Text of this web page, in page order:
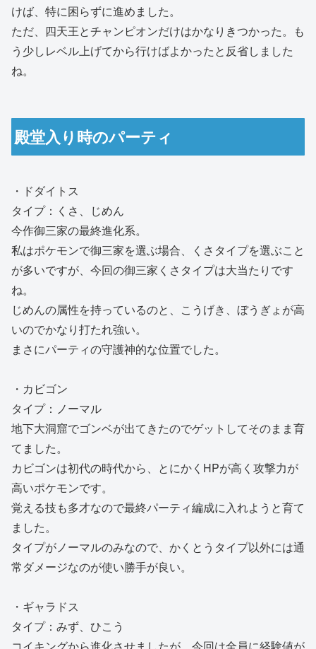
けば、特に困らずに進めました。
ただ、四天王とチャンピオンだけはかなりきつかった。も
う少しレベル上げてから行けばよかったと反省しました
ね。
殿堂入り時のパーティ
・ドダイトス
タイプ：くさ、じめん
今作御三家の最終進化系。
私はポケモンで御三家を選ぶ場合、くさタイプを選ぶこと
が多いですが、今回の御三家くさタイプは大当たりです
ね。
じめんの属性を持っているのと、こうげき、ぼうぎょが高
いのでかなり打たれ強い。
まさにパーティの守護神的な位置でした。
・カビゴン
タイプ：ノーマル
地下大洞窟でゴンベが出てきたのでゲットしてそのまま育
てました。
カビゴンは初代の時代から、とにかくHPが高く攻撃力が
高いポケモンです。
覚える技も多才なので最終パーティ編成に入れようと育て
ました。
タイプがノーマルのみなので、かくとうタイプ以外には通
常ダメージなのが使い勝手が良い。
・ギャラドス
タイプ：みず、ひこう